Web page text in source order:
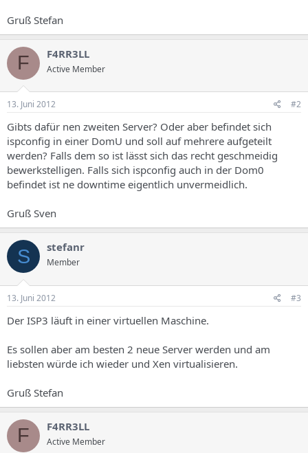
Gruß Stefan
F F4RR3LL
Active Member
13. Juni 2012 #2
Gibts dafür nen zweiten Server? Oder aber befindet sich
ispconfig in einer DomU und soll auf mehrere aufgeteilt
werden? Falls dem so ist lässt sich das recht geschmeidig
bewerkstelligen. Falls sich ispconfig auch in der Dom0
befindet ist ne downtime eigentlich unvermeidlich.
Gruß Sven
S stefanr
Member
13. Juni 2012 #3
Der ISP3 läuft in einer virtuellen Maschine.
Es sollen aber am besten 2 neue Server werden und am
liebsten würde ich wieder und Xen virtualisieren.
Gruß Stefan
F F4RR3LL
Active Member